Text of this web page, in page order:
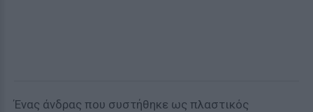
Ένας άνδρας που συστήθηκε ως πλαστικός